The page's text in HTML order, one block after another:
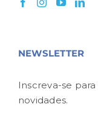
NEWSLETTER
Inscreva-se
novidades.